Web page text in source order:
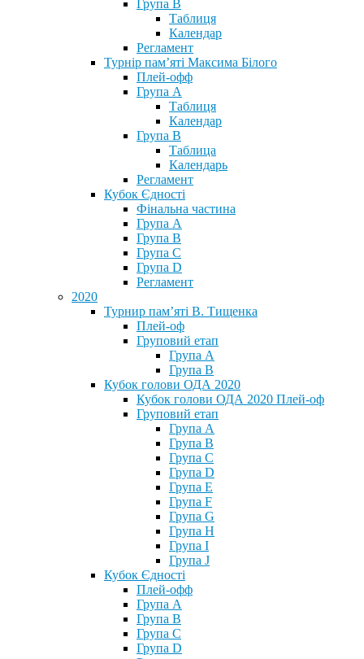
Група В
Таблиця
Календар
Регламент
Турнір пам’яті Максима Білого
Плей-офф
Група А
Таблиця
Календар
Група В
Таблица
Календарь
Регламент
Кубок Єдності
Фінальна частина
Група А
Група В
Група С
Група D
Регламент
2020
Турнир пам’яті В. Тищенка
Плей-оф
Груповий етап
Група А
Група В
Кубок голови ОДА 2020
Кубок голови ОДА 2020 Плей-оф
Груповий етап
Група A
Група B
Група C
Група D
Група E
Група F
Група G
Група H
Група I
Група J
Кубок Єдності
Плей-офф
Група А
Група В
Група С
Група D